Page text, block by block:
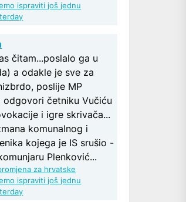
ispraviti još jednu
čitam...poslalo ga u
a odakle je sve za
poslije MP
odgovori četniku Vučiću
i igre skrivača...
komunalnog i
kojega je IS srušio -
Plenković...
za hrvatske
ispraviti još jednu